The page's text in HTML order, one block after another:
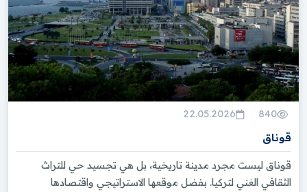
840
22.05.2026
قوناق
قوناق ليست مجرد مدينة تاريخية، بل هي تجسيد حي للتراث
الثقافي الغني لتركيا. بفضل موقعها الاستراتيجي واقتصادها